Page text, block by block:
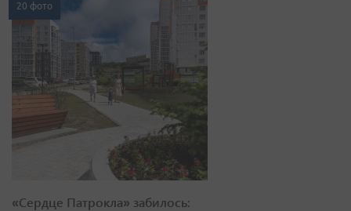
20 фото
«Сердце Патрокла» забилось: